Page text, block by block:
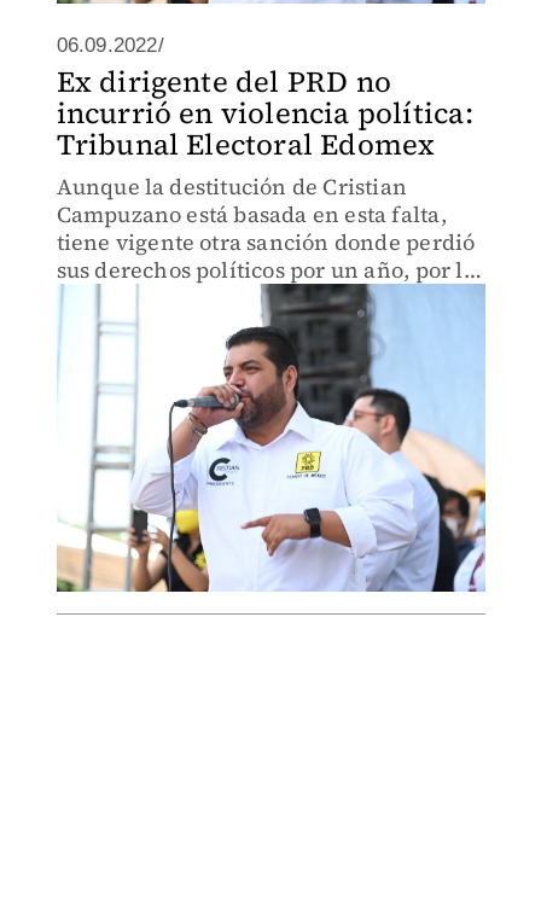
06.09.2022/
Ex dirigente del PRD no
incurrió en violencia política:
Tribunal Electoral Edomex
Aunque la destitución de Cristian
Campuzano está basada en esta falta,
tiene vigente otra sanción donde perdió
sus derechos políticos por un año, por lo
cual no podrá regresar nuevamente al
cargo de líder estatal.